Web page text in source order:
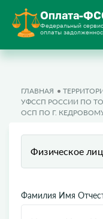
Оплата-
Федеральный
оплаты
ГЛАВНАЯ
УФССП РОССИИ ПО
ОСП ПО Г.
Физическое
Фамилия Имя